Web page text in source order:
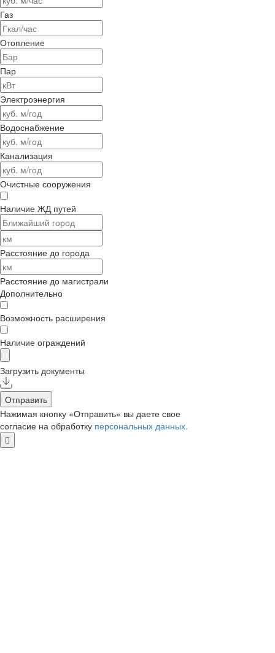
Газ
Отопление
Пар
Электроэнергия
Водоснабжение
Канализация
Очистные сооружения
Наличие ЖД путей
Расстояние до города
Расстояние до магистрали
Дополнительно
Возможность расширения
Наличие ограждений
Загрузить документы
Отправить
Нажимая кнопку «Отправить» вы даете свое
согласие на обработку персональных данных.